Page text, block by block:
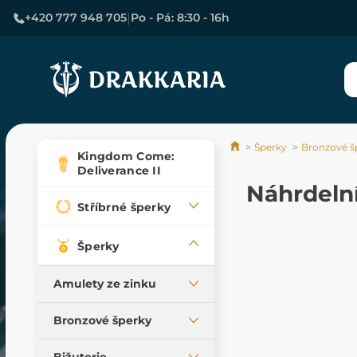
+420 777 948 705|Po - Pá: 8:30 - 16h
Kingdom Come:
Deliverance II
Stříbrné šperky
Šperky
Amulety ze zinku
Všechny amulety,
vlastní výroba
Bronzové šperky
Přívěsky
Šperky Bronzové